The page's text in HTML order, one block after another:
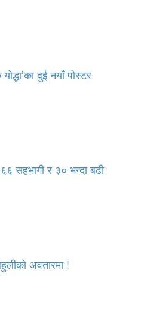
दुई नयाँ पोस्टर
सहभागी र ३० भन्दा बढी
अवतारमा !